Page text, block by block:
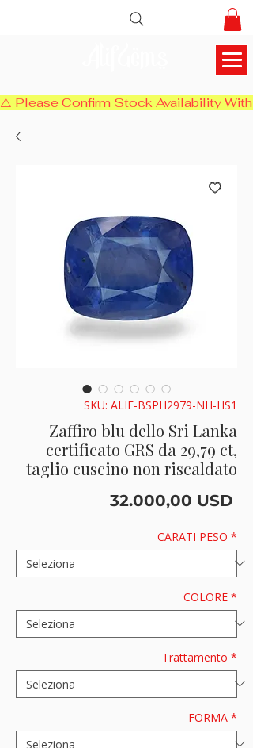
⚠️ Please Confirm Stock Availability
SKU: ALIF-BSPH2979-NH-HS1
Zaffiro blu dello Sri Lanka
certificato GRS da 29,79 ct,
taglio cuscino non riscaldato
32.000,00 USD
CARATI PESO *
COLORE *
Trattamento *
FORMA *